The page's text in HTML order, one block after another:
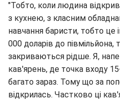
"Тобто, коли людина
з кухнею, з класним
навчання баристи, тобто це
000 доларів до півмільйона,
закриваються рідше. Я,
кав'ярень, де точка входу
багато зараз. Тому що за
відкрилась. Частково ці